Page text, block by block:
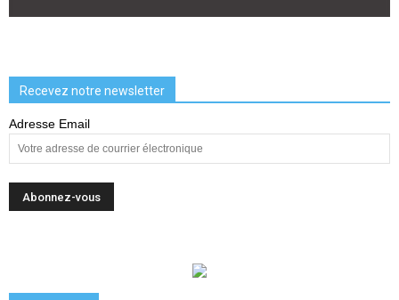
Recevez notre newsletter
Adresse Email